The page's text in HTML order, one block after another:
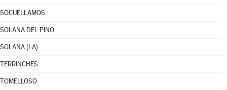
SOCUÉLLAMOS
SOLANA DEL PINO
SOLANA (LA)
TERRINCHES
TOMELLOSO